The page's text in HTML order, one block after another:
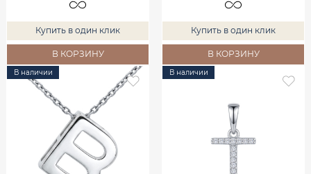
Купить в один клик
В КОРЗИНУ
Купить в один клик
В КОРЗИНУ
В наличии В наличии